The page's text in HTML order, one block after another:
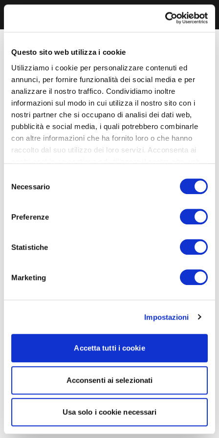
Questo sito web utilizza i cookie
Utilizziamo i cookie per personalizzare contenuti ed
annunci, per fornire funzionalità dei social media e per
analizzare il nostro traffico. Condividiamo inoltre
informazioni sul modo in cui utilizza il nostro sito con i
nostri partner che si occupano di analisi dei dati web,
pubblicità e social media, i quali potrebbero combinarle
con altre informazioni che ha fornito loro o che hanno
raccolto dal suo utilizzo dei loro servizi. Acconsenta ai
delNecessario
Preferenze
Statistiche
Marketing
Impostazioni
Accetta tutti i cookie
Acconsenti ai selezionati
Usa solo i cookie necessari